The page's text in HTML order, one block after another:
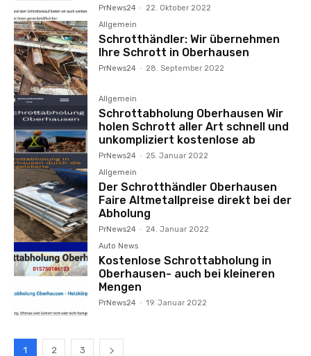
PrNews24 - 22. Oktober 2022
Allgemein
Schrotthändler: Wir übernehmen
Ihre Schrott in Oberhausen
PrNews24 - 28. September 2022
Allgemein
Schrottabholung Oberhausen Wir
holen Schrott aller Art schnell und
unkompliziert kostenlose ab
PrNews24 - 25. Januar 2022
Allgemein
Der Schrotthändler Oberhausen
Faire Altmetallpreise direkt bei der
Abholung
PrNews24 - 24. Januar 2022
Auto News
Kostenlose Schrottabholung in
Oberhausen- auch bei kleineren
Mengen
PrNews24 - 19. Januar 2022
1 2 3